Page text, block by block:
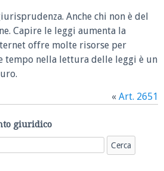
Anche chi non è del
Capire le leggi aumenta la
offre molte risorse per
tempo nella lettura delle leggi è un
« Art. 2651
giuridico